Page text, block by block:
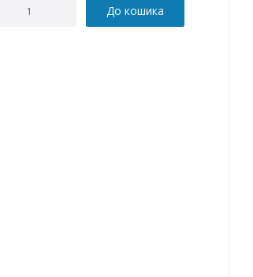
До кошика